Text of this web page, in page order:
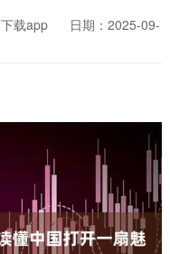
载app
日期：2025-09-